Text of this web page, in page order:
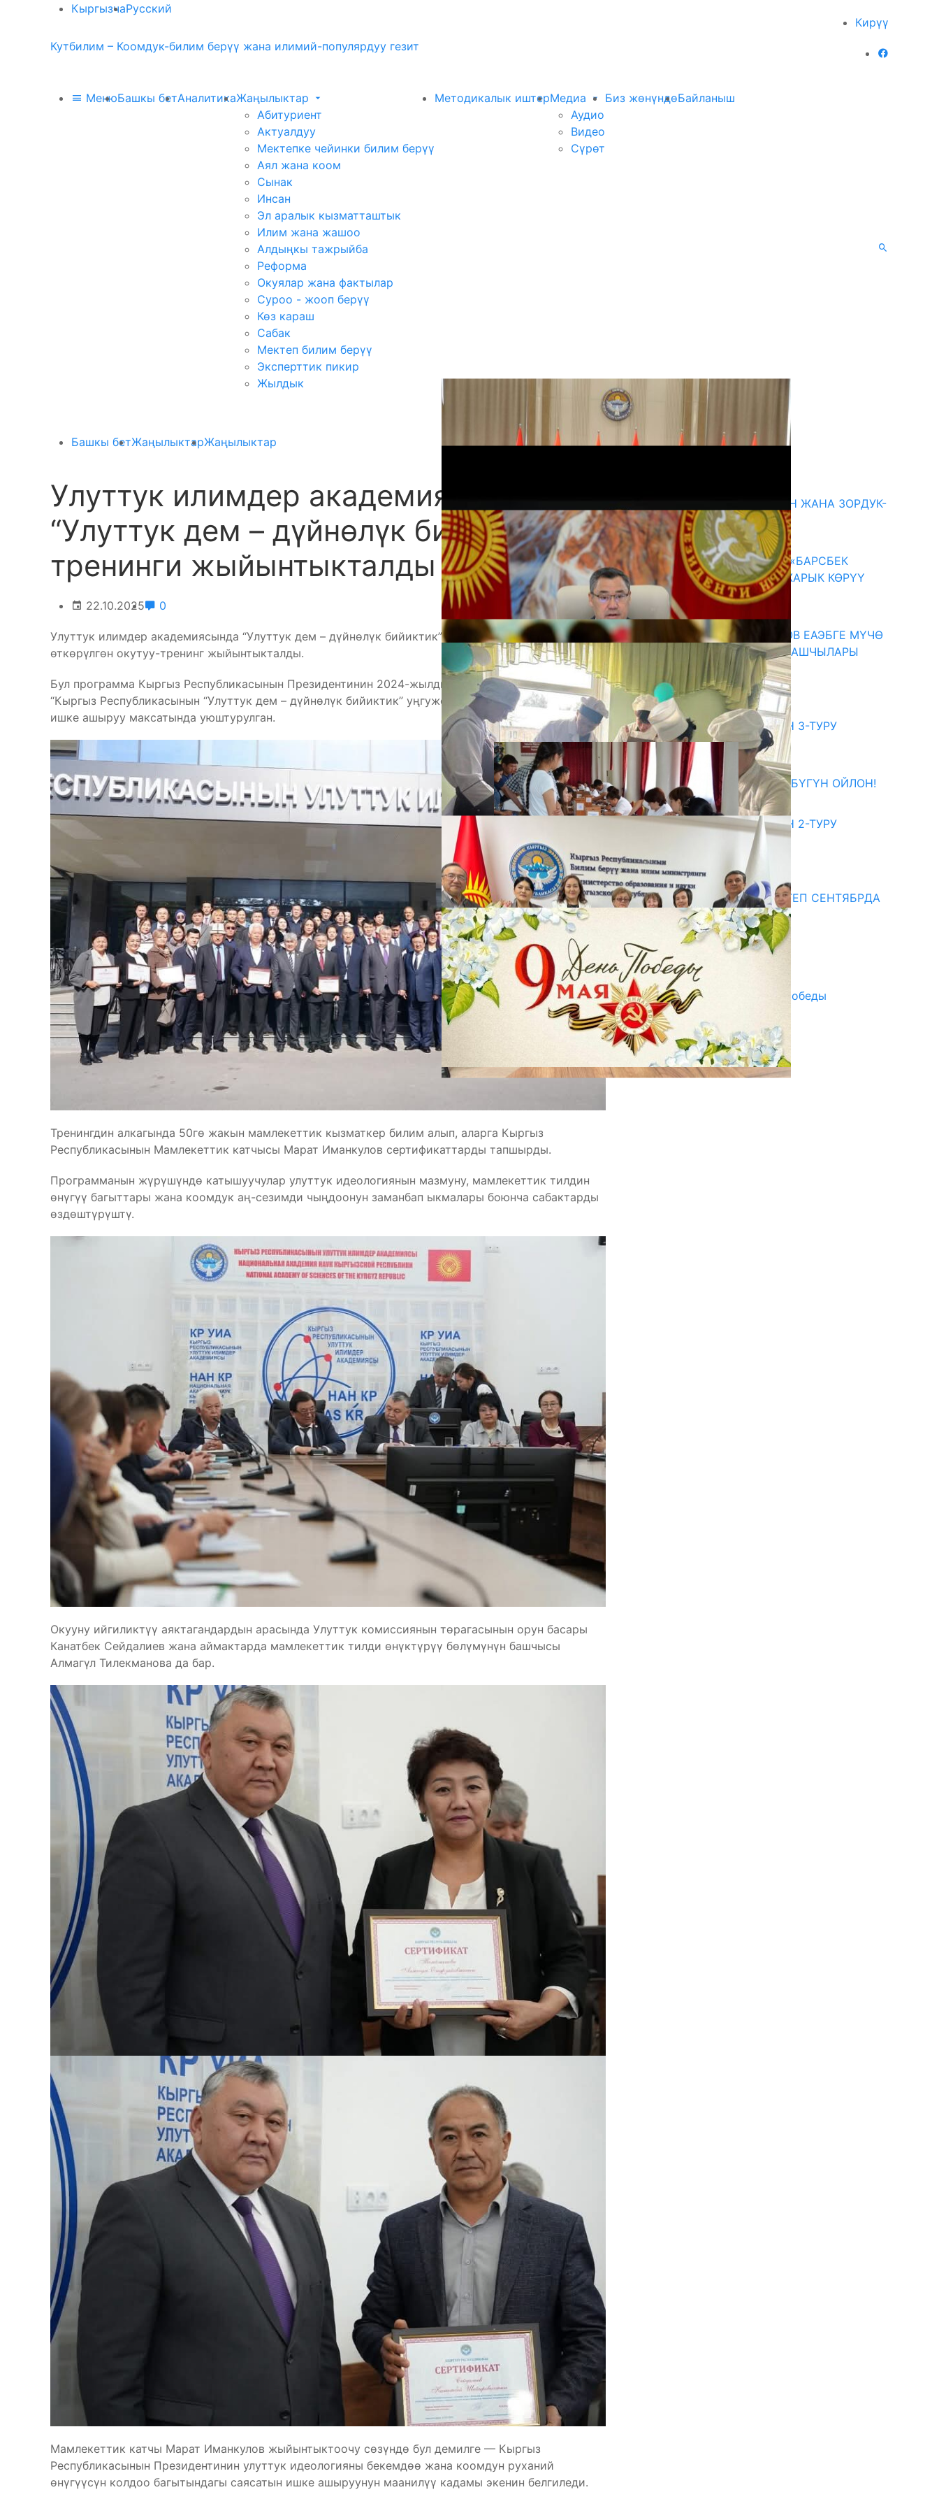
КыргызчаРусский
Кирүү
Кутбилим – Коомдук-билим берүү жана илимий-популярдуу гезит
МенюБашкы бетАналитикаЖаңылыктар
Абитуриент
Актуалдуу
Мектепке чейинки билим берүү
Аял жана коом
Сынак
Инсан
Эл аралык кызматташтык
Илим жана жашоо
Алдыңкы тажрыйба
Реформа
Окуялар жана фактылар
Суроо - жооп берүү
Көз караш
Сабак
Мектеп билим берүү
Эксперттик пикир
Жылдык
Методикалык иштерМедиа
Аудио
Видео
Сүрөт
Биз жөнүндөБайланыш
Башкы бетЖаңылыктарЖаңылыктар
Улуттук илимдер академиясында
“Улуттук дем – дүйнөлүк бийиктик”
тренинги жыйынтыкталды
22.10.2025 0
Улуттук илимдер академиясында “Улуттук дем – дүйнөлүк бийиктик” уңгужолу боюнча
өткөрүлгөн окутуу-тренинг жыйынтыкталды.
Бул программа Кыргыз Республикасынын Президентинин 2024-жылдын 18-декабрындагы №369
“Кыргыз Республикасынын “Улуттук дем – дүйнөлүк бийиктик” уңгужолу жөнүндө” Жарлыгын
ишке ашыруу максатында уюштурулган.
Тренингдин алкагында 50гө жакын мамлекеттик кызматкер билим алып, аларга Кыргыз
Республикасынын Мамлекеттик катчысы Марат Иманкулов сертификаттарды тапшырды.
Программанын жүрүшүндө катышуучулар улуттук идеологиянын мазмуну, мамлекеттик тилдин
өнүгүү багыттары жана коомдук аң-сезимди чыңдоонун заманбап ыкмалары боюнча сабактарды
өздөштүрүштү.
Окууну ийгиликтүү аяктагандардын арасында Улуттук комиссиянын төрагасынын орун басары
Канатбек Сейдалиев жана аймактарда мамлекеттик тилди өнүктүрүү бөлүмүнүн башчысы
Алмагүл Тилекманова да бар.
Мамлекеттик катчы Марат Иманкулов жыйынтыктоочу сөзүндө бул демилге — Кыргыз
Республикасынын Президентинин улуттук идеологияны бекемдөө жана коомдун руханий
өнүгүүсүн колдоо багытындагы саясатын ишке ашыруунун маанилүү кадамы экенин белгиледи.
ГЕНДЕРДИК БАСМЫРЛООДОН ЖАНА ЗОРДУК-
ЗОМБУЛУКТАН КОРГОО
07.08.2026
КЫРГЫЗ ТАРЫХЫ ТАСМАДА: «БАРСБЕК
КАГАН» КӨРКӨМ ТАСМАСЫ ЖАРЫК КӨРҮҮ
АЛДЫНДА
07.08.2026
ПРЕЗИДЕНТ САДЫР ЖАПАРОВ ЕАЭБГЕ МҮЧӨ
МАМЛЕКЕТТЕРДИН ӨКМӨТ БАШЧЫЛАРЫ
МЕНЕН ЖОЛУГУШТУ
07.08.2026
Абитуриент
ЖОЖДОРГО КАБЫЛ АЛУУНУН 3-ТУРУ
БАШТАЛДЫ
27.07.2026
ӨЗҮҢДҮН КЕЛЕЧЕГИҢ ҮЧҮН БҮГҮН ОЙЛОН!
20.07.2026
ЖОЖДОРГО КАБЫЛ АЛУУНУН 2-ТУРУ
20.07.2026
Медиа
СУЗАКТА 750 ОРУНДУУ МЕКТЕП СЕНТЯБРДА
ПАЙДАЛАНУУГА БЕРИЛЕТ
07.08.2025
Улуу Жеңиштин жандуу сөзү
29.04.2025
Награды в преддверии Дня Победы
29.04.2025